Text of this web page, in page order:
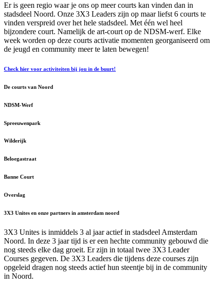
Er is geen regio waar je ons op meer courts kan vinden dan in
stadsdeel Noord. Onze 3X3 Leaders zijn op maar liefst 6 courts te
vinden verspreid over het hele stadsdeel. Met één wel heel
bijzondere court. Namelijk de art-court op de NDSM-werf. Elke
week worden op deze courts activatie momenten georganiseerd om
de jeugd en community meer te laten bewegen!
Check hier voor activiteiten bij jou in de buurt!
De courts van Noord
NDSM-Werf
Spreeuwenpark
Wilderijk
Beloegastraat
Banne Court
Overslag
3X3 Unites en onze partners in amsterdam noord
3X3 Unites is inmiddels 3 al jaar actief in stadsdeel Amsterdam
Noord. In deze 3 jaar tijd is er een hechte community gebouwd die
nog steeds elke dag groeit. Er zijn in totaal twee 3X3 Leader
Courses gegeven. De 3X3 Leaders die tijdens deze courses zijn
opgeleid dragen nog steeds actief hun steentje bij in de community
in Noord.